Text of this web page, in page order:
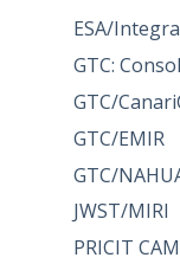
ESA/
GTC:
GTC/
GTC/EMIR
GTC/
JWST/MIRI
PRICIT